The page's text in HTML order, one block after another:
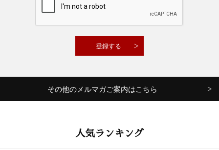
その他のメルマガご案内はこちら
人気ランキング